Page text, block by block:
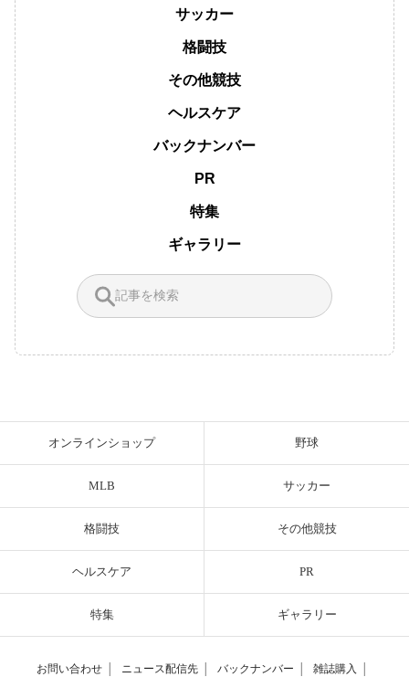
サッカー
格闘技
その他競技
ヘルスケア
バックナンバー
PR
特集
ギャラリー
オンラインショップ 野球
MLB サッカー
格闘技 その他競技
ヘルスケア PR
特集 ギャラリー
お問い合わせ ニュース配信先 バックナンバー 雑誌購入